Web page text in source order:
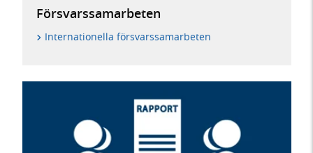
Försvarssamarbeten
Internationella försvarssamarbeten